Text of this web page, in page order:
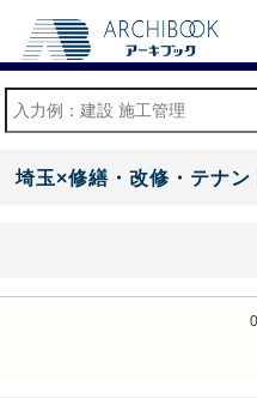
埼玉×修繕・改修・テナ